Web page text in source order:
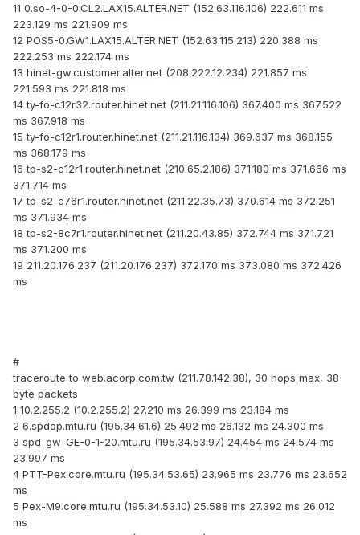
11 0.so-4-0-0.CL2.LAX15.ALTER.NET (152.63.116.106) 222.611 ms
223.129 ms 221.909 ms
12 POS5-0.GW1.LAX15.ALTER.NET (152.63.115.213) 220.388 ms
222.253 ms 222.174 ms
13 hinet-gw.customer.alter.net (208.222.12.234) 221.857 ms
221.593 ms 221.818 ms
14 ty-fo-c12r32.router.hinet.net (211.21.116.106) 367.400 ms 367.522
ms 367.918 ms
15 ty-fo-c12r1.router.hinet.net (211.21.116.134) 369.637 ms 368.155
ms 368.179 ms
16 tp-s2-c12r1.router.hinet.net (210.65.2.186) 371.180 ms 371.666 ms
371.714 ms
17 tp-s2-c76r1.router.hinet.net (211.22.35.73) 370.614 ms 372.251
ms 371.934 ms
18 tp-s2-8c7r1.router.hinet.net (211.20.43.85) 372.744 ms 371.721
ms 371.200 ms
19 211.20.176.237 (211.20.176.237) 372.170 ms 373.080 ms 372.426
ms
#
traceroute to web.acorp.com.tw (211.78.142.38), 30 hops max, 38
byte packets
1 10.2.255.2 (10.2.255.2) 27.210 ms 26.399 ms 23.184 ms
2 6.spdop.mtu.ru (195.34.61.6) 25.492 ms 26.132 ms 24.300 ms
3 spd-gw-GE-0-1-20.mtu.ru (195.34.53.97) 24.454 ms 24.574 ms
23.997 ms
4 PTT-Pex.core.mtu.ru (195.34.53.65) 23.965 ms 23.776 ms 23.652
ms
5 Pex-M9.core.mtu.ru (195.34.53.10) 25.588 ms 27.392 ms 26.012
ms